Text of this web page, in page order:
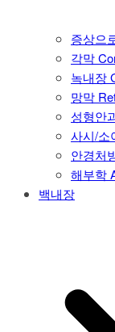
증상으
각막
녹내장
망막
성형안
사시/소
안경처
해부학
백내장